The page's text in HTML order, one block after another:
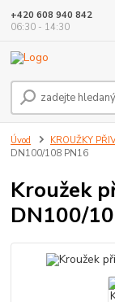
+420 608 940 842
06:30 - 14:30
Úvod KROUŽKY
DN100/108 PN16
Kroužek
DN100/